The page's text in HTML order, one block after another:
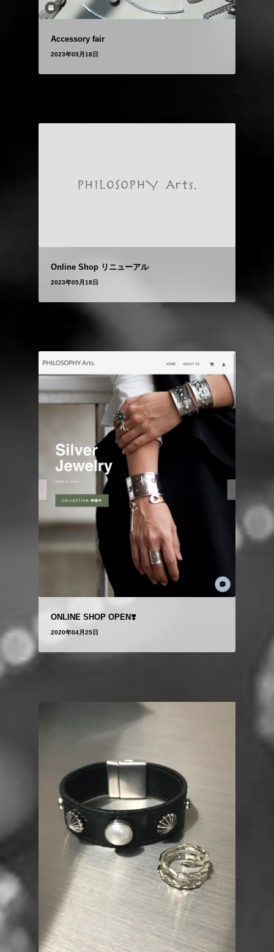
Accessory fair
2023年05月18日
Online Shop リニューアル
2023年05月18日
ONLINE SHOP OPEN❣️
2020年04月25日